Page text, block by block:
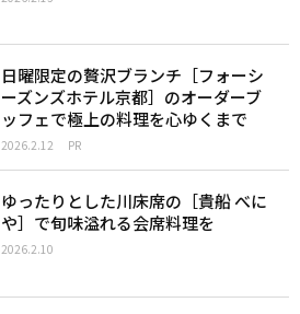
日曜限定の贅沢ブランチ［フォーシ
ーズンズホテル京都］のオーダーブ
ッフェで極上の料理を心ゆくまで
2026.2.12 PR
ゆったりとした川床席の［貴船 べに
や］で旬味溢れる会席料理を
2026.2.10